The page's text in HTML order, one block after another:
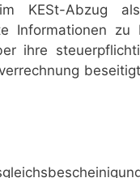
KESt-Abzug
Informationen zu
ihre